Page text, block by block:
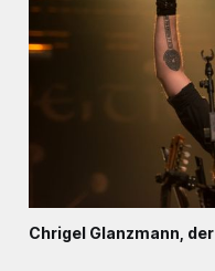
Chrigel Glanzmann,